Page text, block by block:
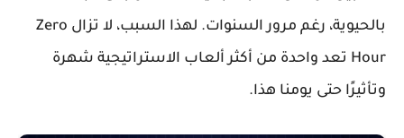
بالحيوية، رغم مرور السنوات. لهذا السبب، لا تزال Zero
Hour تعد واحدة من أكثر ألعاب الاستراتيجية شهرة
وتأثيرًا حتى يومنا هذا.